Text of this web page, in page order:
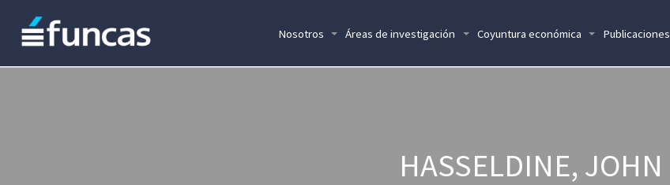
Nosotros Áreas de investigación Coyuntura económica Publicaciones
HASSELDINE, JOHN